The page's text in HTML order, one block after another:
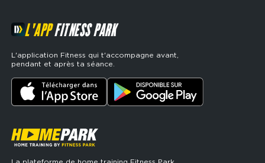
L'APPFITNESS PARK
L'application Fitness qui t'accompagne avant,
pendant et après ta séance.